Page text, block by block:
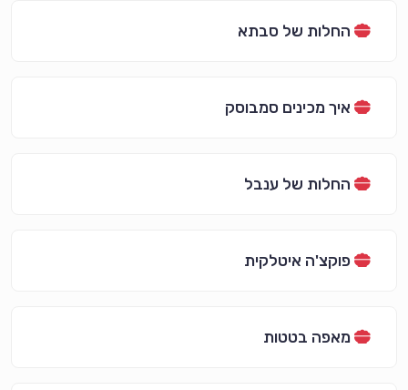
החלות של סבתא
איך מכינים סמבוסק
החלות של ענבל
פוקצ'ה איטלקית
מאפה בטטות